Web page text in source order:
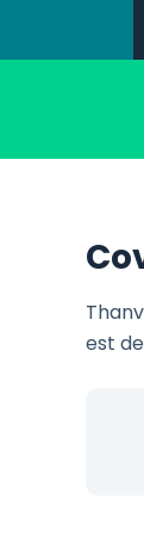
est de